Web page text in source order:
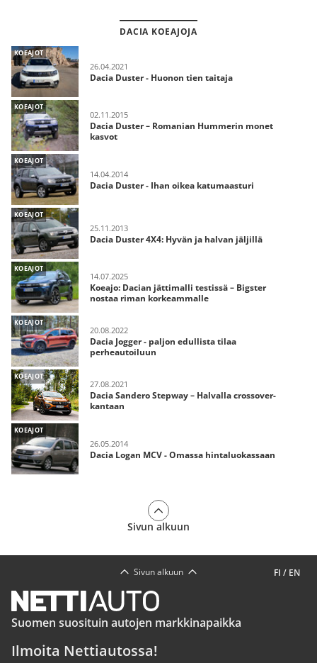
DACIA KOEAJOJA
KOEAJOT
26.04.2021
Dacia Duster - Huonon tien taitaja
KOEAJOT
02.11.2015
Dacia Duster – Romanian Hummerin monet
kasvot
KOEAJOT
14.04.2014
Dacia Duster - Ihan oikea katumaasturi
KOEAJOT
25.11.2013
Dacia Duster 4X4: Hyvän ja halvan jäljillä
KOEAJOT
14.07.2025
Koeajo: Dacian jättimalli testissä – Bigster
nostaa riman korkeammalle
KOEAJOT
20.08.2022
Dacia Jogger - paljon edullista tilaa
perheautoiluun
KOEAJOT
27.08.2021
Dacia Sandero Stepway – Halvalla crossover-
kantaan
KOEAJOT
26.05.2014
Dacia Logan MCV - Omassa hintaluokassaan
Sivun alkuun
FI / EN
Sivun alkuun
Suomen suosituin autojen markkinapaikka
Ilmoita Nettiautossa!